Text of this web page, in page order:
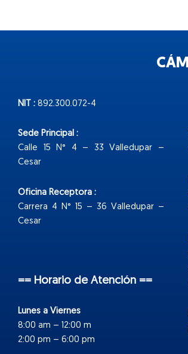
NIT : 892.300.072-4
Sede Principal :
Calle 15 N° 4 – 33 Valledupar –
Cesar
Oficina Receptora :
Carrera 4 N° 15 – 36 Valledupar –
Cesar
== Horario de Atención ==
Lunes a Viernes
8:00 am – 12:00 m
2:00 pm – 6:00 pm